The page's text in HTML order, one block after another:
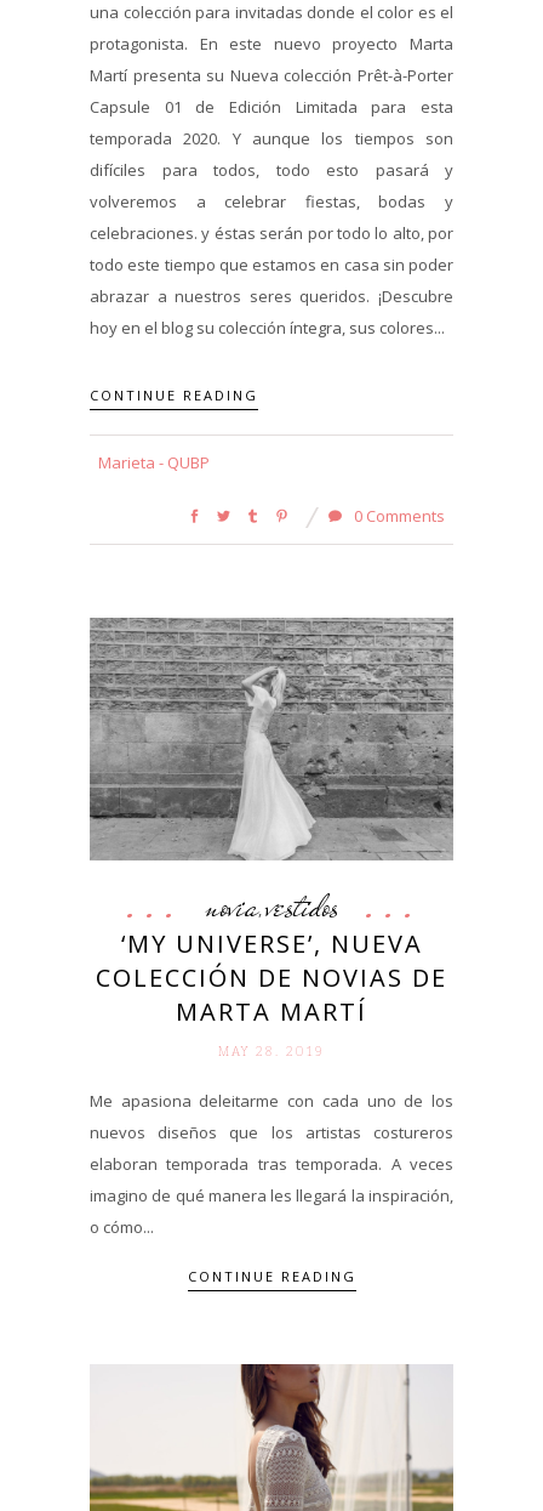
una colección para invitadas donde el color es el
protagonista. En este nuevo proyecto Marta
Martí presenta su Nueva colección Prêt-à-Porter
Capsule 01 de Edición Limitada para esta
temporada 2020. Y aunque los tiempos son
difíciles para todos, todo esto pasará y
volveremos a celebrar fiestas, bodas y
celebraciones. y éstas serán por todo lo alto, por
todo este tiempo que estamos en casa sin poder
abrazar a nuestros seres queridos. ¡Descubre
hoy en el blog su colección íntegra, sus colores...
CONTINUE READING
Marieta - QUBP
0 Comments
novia,vestidos
‘MY UNIVERSE’, NUEVA
COLECCIÓN DE NOVIAS DE
MARTA MARTÍ
MAY 28. 2019
Me apasiona deleitarme con cada uno de los
nuevos diseños que los artistas costureros
elaboran temporada tras temporada. A veces
imagino de qué manera les llegará la inspiración,
o cómo...
CONTINUE READING